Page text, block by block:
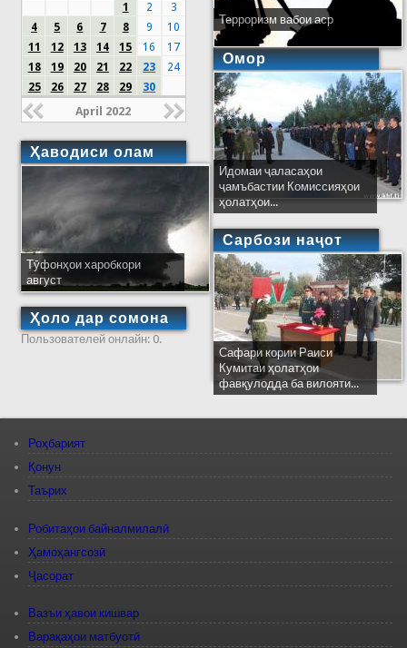
1
2
3
4
5 6 7 8 9
10
11
12 13 14 15 16
17
18
19 20 21 22 23
24
25
26 27 28 29 30
April 2022
Ҳаводиси олам
Тӯфонҳои харобкори
август
Ҳоло дар сомона
Пользователей онлайн: 0.
Терроризм вабои аср
Омор
Идомаи ҷаласаҳои
ҷамъбастии Комиссияҳои
ҳолатҳои...
Сарбози наҷот
Сафари кории Раиси
Кумитаи ҳолатҳои
фавқулодда ба вилояти...
Роҳбарият
Қонун
Таърих
Робитаҳои байналмилалӣ
Ҳамоҳангсозӣ
Ҷасорат
Вазъи ҳавои кишвар
Варақаҳои матбуотӣ